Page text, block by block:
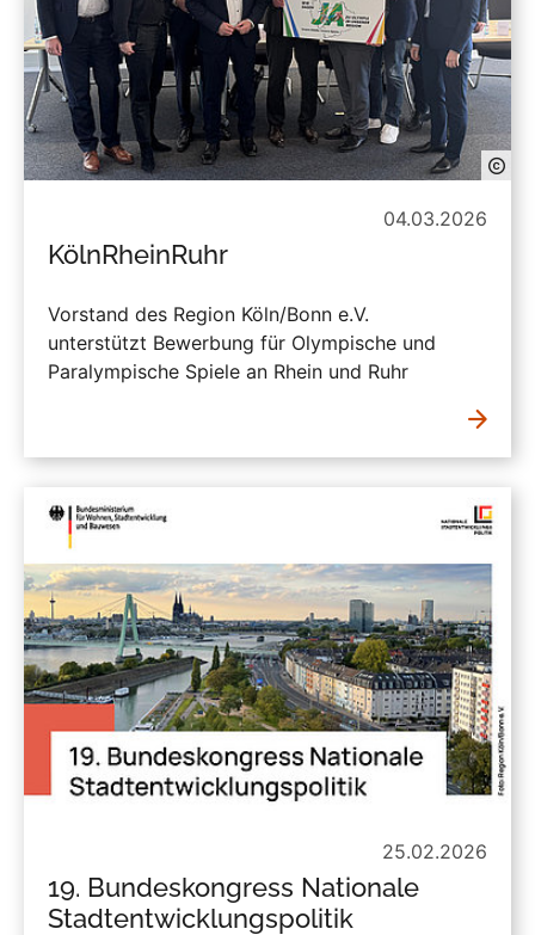
04.03.2026
KölnRheinRuhr
Vorstand des Region Köln/Bonn e.V.
unterstützt Bewerbung für Olympische und
Paralympische Spiele an Rhein und Ruhr
25.02.2026
19. Bundeskongress Nationale
Stadtentwicklungspolitik